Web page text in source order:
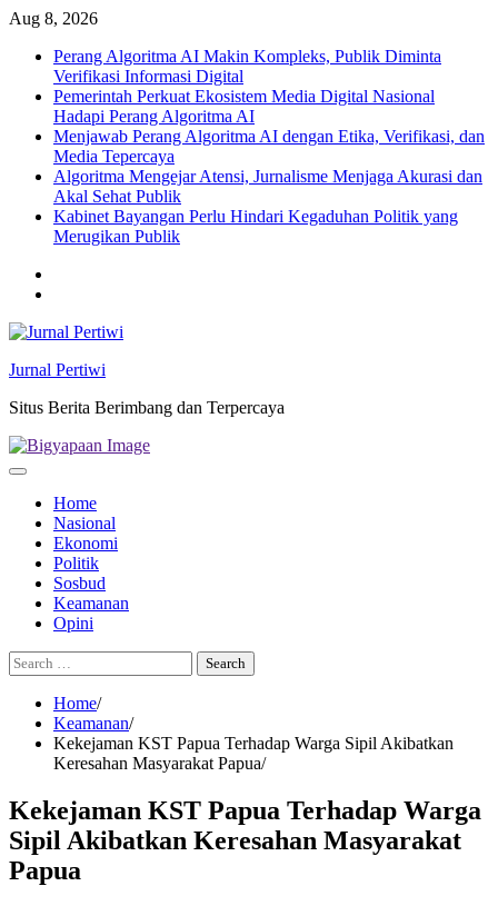
Skip
content
Aug 8, 2026
Perang Algoritma AI Makin Kompleks, Publik Diminta
Verifikasi Informasi Digital
Pemerintah Perkuat Ekosistem Media Digital Nasional
Hadapi Perang Algoritma AI
Menjawab Perang Algoritma AI dengan Etika, Verifikasi, dan
Media Tepercaya
Algoritma Mengejar Atensi, Jurnalisme Menjaga Akurasi dan
Akal Sehat Publik
Kabinet Bayangan Perlu Hindari Kegaduhan Politik yang
Merugikan Publik
Jurnal Pertiwi
Situs Berita Berimbang dan Terpercaya
Home
Nasional
Ekonomi
Politik
Sosbud
Keamanan
Opini
Search
for:
Home
Keamanan
Kekejaman KST Papua Terhadap Warga Sipil Akibatkan
Keresahan Masyarakat Papua
Kekejaman KST Papua Terhadap Warga
Sipil Akibatkan Keresahan Masyarakat
Papua